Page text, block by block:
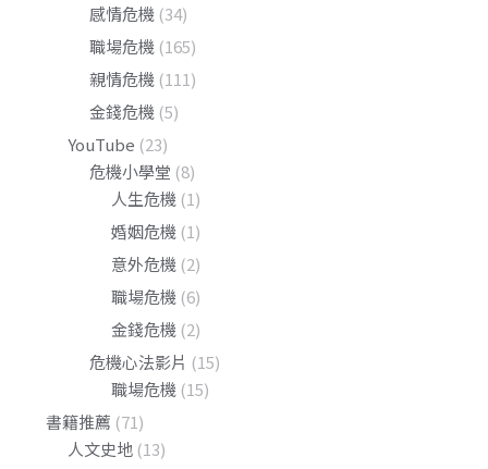
感情危機 (34)
職場危機 (165)
親情危機 (111)
金錢危機 (5)
YouTube (23)
危機小學堂 (8)
人生危機 (1)
婚姻危機 (1)
意外危機 (2)
職場危機 (6)
金錢危機 (2)
危機心法影片 (15)
職場危機 (15)
書籍推薦 (71)
人文史地 (13)